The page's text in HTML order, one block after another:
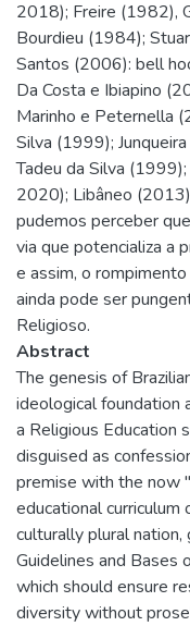
2018); Freire (1982),
Bourdieu (1984);
Santos (2006): bell
Da Costa e Ibiapino
Marinho e Peternella
Silva (1999);
Tadeu da Silva
2020); Libâneo
pudemos perceber
via que potencializa a
e assim, o
ainda pode ser
Religioso.
Abstract
The genesis of
ideological foundation
a Religious Education
disguised as
premise with the now
educational
culturally plural
Guidelines and Bases
which should ensure
diversity without